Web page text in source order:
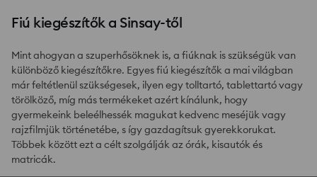
Fiú kiegészítők a Sinsay-től
Mint ahogyan a szuperhősöknek is, a fiúknak is szükségük van
különböző kiegészítőkre. Egyes fiú kiegészítők a mai világban
már feltétlenül szükségesek, ilyen egy tolltartó, tablettartó vagy
törölköző, míg más termékeket azért kínálunk, hogy
gyermekeink beleélhessék magukat kedvenc meséjük vagy
rajzfilmjük történetébe, s így gazdagítsuk gyerekkorukat.
Többek között ezt a célt szolgálják az órák, kisautók és
matricák.